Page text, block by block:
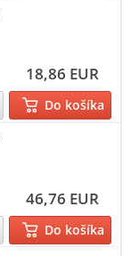
18,86 EUR
Do košíka
46,76 EUR
Do košíka